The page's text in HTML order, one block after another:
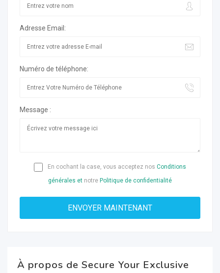
Adresse Email:
Numéro de téléphone:
Message :
En cochant la case, vous acceptez nos Conditions
générales et notre Politique de confidentialité
À propos de Secure Your Exclusive